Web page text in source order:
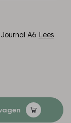
A6 Lees